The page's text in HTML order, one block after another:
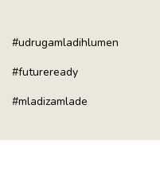
#udrugamladihlumen
#futureready
#mladizamlade